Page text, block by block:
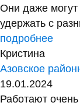
Они даже
удержать с
подробнее
Кристина
Азовское
19.01.2024
Работают